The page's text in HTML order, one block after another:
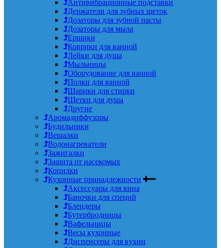
Антивибрационные подставки
Держатели для зубных щеток
Дозаторы для зубной пасты
Дозаторы для мыла
Ершики
Коврики для ванной
Лейки для душа
Мыльницы
Оборудование для ванной
Полки для ванной
Шарики для стирки
Щетки для душа
Другие
Аромадиффузоры
Будильники
Вешалки
Водонагреватели
Зажигалки
Защита от насекомых
Копилки
Кухонные принадлежности
Аксессуары для вина
Баночки для специй
Блендеры
Бутербродницы
Вафельницы
Весы кухонные
Диспенсеры для кухни